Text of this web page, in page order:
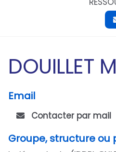
DOUILLET
Email
Contacter par mail
Groupe, structure ou